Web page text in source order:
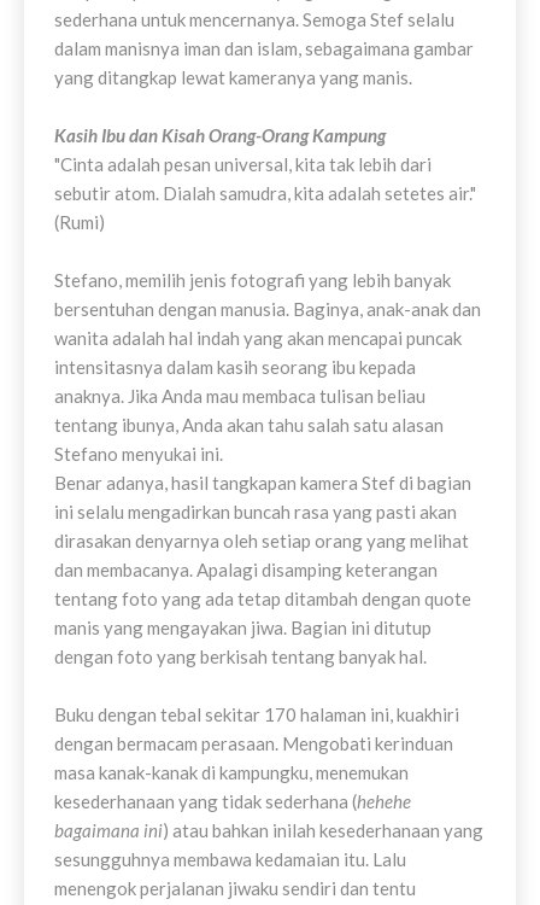
sederhana untuk mencernanya. Semoga Stef selalu
dalam manisnya iman dan islam, sebagaimana gambar
yang ditangkap lewat kameranya yang manis.
Kasih Ibu dan Kisah Orang-Orang Kampung
"Cinta adalah pesan universal, kita tak lebih dari
sebutir atom. Dialah samudra, kita adalah setetes air."
(Rumi)
Stefano, memilih jenis fotografi yang lebih banyak
bersentuhan dengan manusia. Baginya, anak-anak dan
wanita adalah hal indah yang akan mencapai puncak
intensitasnya dalam kasih seorang ibu kepada
anaknya. Jika Anda mau membaca tulisan beliau
tentang ibunya, Anda akan tahu salah satu alasan
Stefano menyukai ini.
Benar adanya, hasil tangkapan kamera Stef di bagian
ini selalu mengadirkan buncah rasa yang pasti akan
dirasakan denyarnya oleh setiap orang yang melihat
dan membacanya. Apalagi disamping keterangan
tentang foto yang ada tetap ditambah dengan quote
manis yang mengayakan jiwa. Bagian ini ditutup
dengan foto yang berkisah tentang banyak hal.
Buku dengan tebal sekitar 170 halaman ini, kuakhiri
dengan bermacam perasaan. Mengobati kerinduan
masa kanak-kanak di kampungku, menemukan
kesederhanaan yang tidak sederhana (hehehe
bagaimana ini) atau bahkan inilah kesederhanaan yang
sesungguhnya membawa kedamaian itu. Lalu
menengok perjalanan jiwaku sendiri dan tentu